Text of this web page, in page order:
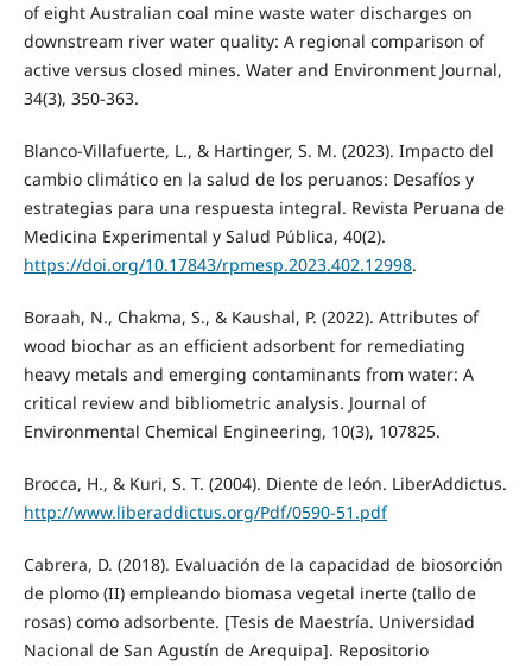
of eight Australian coal mine waste water discharges on
downstream river water quality: A regional comparison of
active versus closed mines. Water and Environment Journal,
34(3), 350-363.
Blanco-Villafuerte, L., & Hartinger, S. M. (2023). Impacto del
cambio climático en la salud de los peruanos: Desafíos y
estrategias para una respuesta integral. Revista Peruana de
Medicina Experimental y Salud Pública, 40(2).
https://doi.org/10.17843/rpmesp.2023.402.12998.
Boraah, N., Chakma, S., & Kaushal, P. (2022). Attributes of
wood biochar as an efficient adsorbent for remediating
heavy metals and emerging contaminants from water: A
critical review and bibliometric analysis. Journal of
Environmental Chemical Engineering, 10(3), 107825.
Brocca, H., & Kuri, S. T. (2004). Diente de león. LiberAddictus.
http://www.liberaddictus.org/Pdf/0590-51.pdf
Cabrera, D. (2018). Evaluación de la capacidad de biosorción
de plomo (II) empleando biomasa vegetal inerte (tallo de
rosas) como adsorbente. [Tesis de Maestría. Universidad
Nacional de San Agustín de Arequipa]. Repositorio